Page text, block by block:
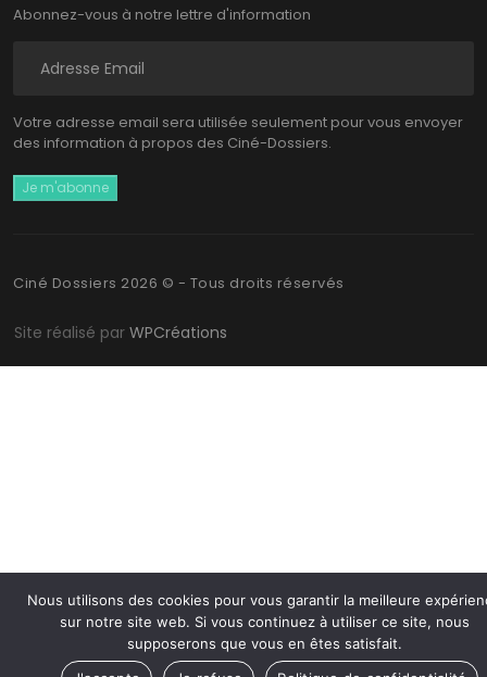
Abonnez-vous à notre lettre d'information
Votre adresse email sera utilisée seulement pour vous envoyer
des information à propos des Ciné-Dossiers.
Ciné Dossiers 2026 © - Tous droits réservés
Site réalisé par WPCréations
Nous utilisons des cookies pour vous garantir la meilleure
sur notre site web. Si vous continuez à utiliser ce site, nous
supposerons que vous en êtes satisfait.